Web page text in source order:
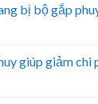
bị bộ gắp
giúp giảm chi